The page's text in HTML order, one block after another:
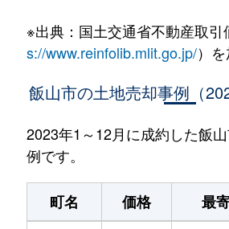
※出典：国土交通省不動産取引
s://www.reinfolib.mlit.go.jp/）
飯山市の土地売却事例（
2023年1～12月に成約した飯
例です。
町名 価格 最